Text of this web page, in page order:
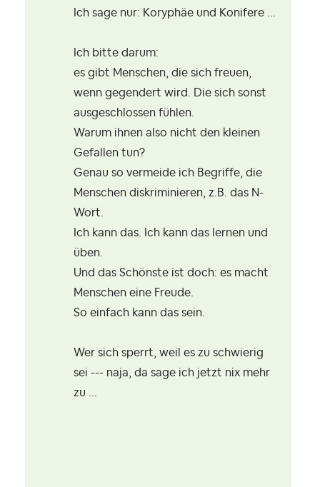
Ich sage nur: Koryphäe und Konifere ...
Ich bitte darum:
es gibt Menschen, die sich freuen,
wenn gegendert wird. Die sich sonst
ausgeschlossen fühlen.
Warum ihnen also nicht den kleinen
Gefallen tun?
Genau so vermeide ich Begriffe, die
Menschen diskriminieren, z.B. das N-
Wort.
Ich kann das. Ich kann das lernen und
üben.
Und das Schönste ist doch: es macht
Menschen eine Freude.
So einfach kann das sein.
Wer sich sperrt, weil es zu schwierig
sei --- naja, da sage ich jetzt nix mehr
zu ...